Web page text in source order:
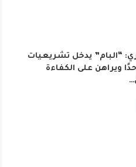
“البام” يدخل تشريعيات
موحدًا ويراهن على الكفاءة